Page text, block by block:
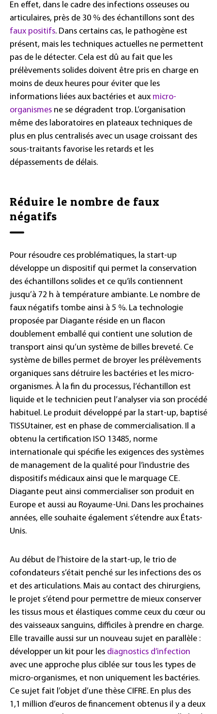
En effet, dans le cadre des infections osseuses ou
articulaires, près de 30 % des échantillons sont des
faux positifs. Dans certains cas, le pathogène est
présent, mais les techniques actuelles ne permettent
pas de le détecter. Cela est dû au fait que les
prélèvements solides doivent être pris en charge en
moins de deux heures pour éviter que les
informations liées aux bactéries et aux micro-
organismes ne se dégradent trop. L’organisation
même des laboratoires en plateaux techniques de
plus en plus centralisés avec un usage croissant des
sous-traitants favorise les retards et les
dépassements de délais.
Réduire le nombre de faux
négatifs
Pour résoudre ces problématiques, la start-up
développe un dispositif qui permet la conservation
des échantillons solides et ce qu’ils contiennent
jusqu’à 72 h à température ambiante. Le nombre de
faux négatifs tombe ainsi à 5 %. La technologie
proposée par Diagante réside en un flacon
doublement emballé qui contient une solution de
transport ainsi qu’un système de billes breveté. Ce
système de billes permet de broyer les prélèvements
organiques sans détruire les bactéries et les micro-
organismes. À la fin du processus, l’échantillon est
liquide et le technicien peut l’analyser via son procédé
habituel. Le produit développé par la start-up, baptisé
TISSUtainer, est en phase de commercialisation. Il a
obtenu la certification ISO 13485, norme
internationale qui spécifie les exigences des systèmes
de management de la qualité pour l’industrie des
dispositifs médicaux ainsi que le marquage CE.
Diagante peut ainsi commercialiser son produit en
Europe et aussi au Royaume-Uni. Dans les prochaines
années, elle souhaite également s’étendre aux États-
Unis.
Au début de l’histoire de la start-up, le trio de
cofondateurs s’était penché sur les infections des os
et des articulations. Mais au contact des chirurgiens,
le projet s’étend pour permettre de mieux conserver
les tissus mous et élastiques comme ceux du cœur ou
des vaisseaux sanguins, difficiles à prendre en charge.
Elle travaille aussi sur un nouveau sujet en parallèle :
développer un kit pour les diagnostics d’infection
avec une approche plus ciblée sur tous les types de
micro-organismes, et non uniquement les bactéries.
Ce sujet fait l’objet d’une thèse CIFRE. En plus des
1,1 million d’euros de financement obtenus il y a deux